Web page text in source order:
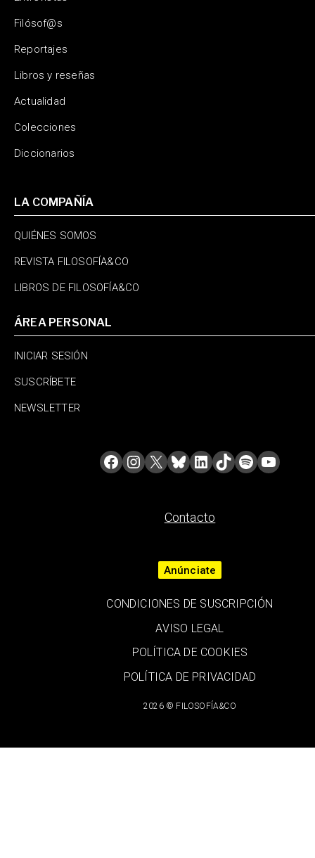
Filósof@s
Reportajes
Libros y reseñas
Actualidad
Colecciones
Diccionarios
LA COMPAÑÍA
QUIÉNES SOMOS
REVISTA FILOSOFÍA&CO
LIBROS DE FILOSOFÍA&CO
ÁREA PERSONAL
INICIAR SESIÓN
SUSCRÍBETE
NEWSLETTER
Contacto
2026 © FILOSOFÍA&CO
Anúnciate
CONDICIONES DE SUSCRIPCIÓN
AVISO LEGAL
POLÍTICA DE COOKIES
POLÍTICA DE PRIVACIDAD